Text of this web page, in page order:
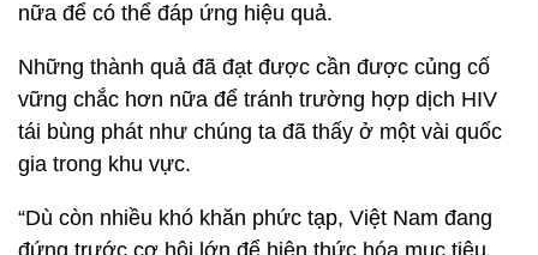
nữa để có thể đáp ứng hiệu quả.
Những thành quả đã đạt được cần được củng cố
vững chắc hơn nữa để tránh trường hợp dịch HIV
tái bùng phát như chúng ta đã thấy ở một vài quốc
gia trong khu vực.
“Dù còn nhiều khó khăn phức tạp, Việt Nam đang
đứng trước cơ hội lớn để hiện thức hóa mục tiêu